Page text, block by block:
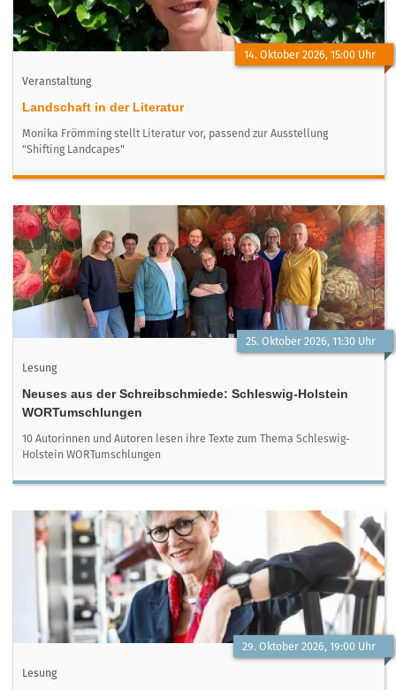
14. Oktober 2026, 15:00 Uhr
Veranstaltung
Landschaft in der Literatur
Monika Frömming stellt Literatur vor, passend zur Ausstellung
"Shifting Landcapes"
25. Oktober 2026, 11:30 Uhr
Lesung
Neuses aus der Schreibschmiede: Schleswig-Holstein
WORTumschlungen
10 Autorinnen und Autoren lesen ihre Texte zum Thema Schleswig-
Holstein WORTumschlungen
29. Oktober 2026, 19:00 Uhr
Lesung